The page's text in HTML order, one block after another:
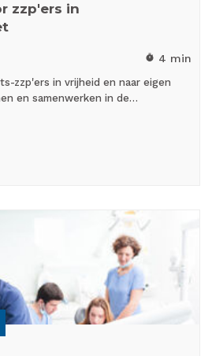
zzp'ers in
timer 4 min
zzp'ers in vrijheid en naar eigen
en samenwerken in de…